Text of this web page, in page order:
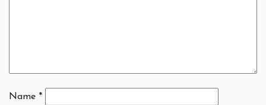
Name *